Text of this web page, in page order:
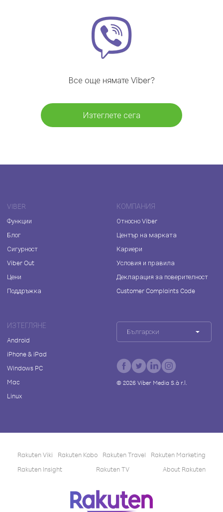
Все още нямате Viber?
Изтеглете сега
VIBER
Функции
Блог
Сигурност
Viber Out
Цени
Поддръжка
КОМПАНИЯ
Относно Viber
Център на марката
Кариери
Условия и правила
Декларация за поверителност
Customer Complaints Code
ИЗТЕГЛЯНЕ
Android
iPhone & iPad
Windows PC
Mac
Linux
Български
© 2026Viber Media S.à r.l.
Rakuten Viki Rakuten Kobo Rakuten Travel
Rakuten Marketing
Rakuten Insight
Rakuten TV About Rakuten